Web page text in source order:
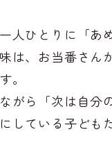
人ひとりに「あ
は、お当番さん
。
がら「次は自分
している子ども